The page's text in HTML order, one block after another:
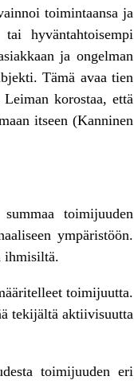
toimintaansa ja
hyväntahtoisempi
ja ongelman
Tämä avaa tien
korostaa, että
itseen (Kanninen
toimijuuden
ympäristöön.
ihmisiltä.
toimijuutta.
tekijältä aktiivisuutta
toimijuuden eri